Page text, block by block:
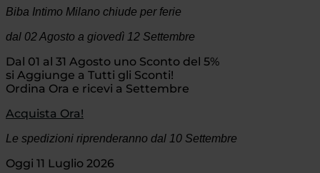
Biba Intimo Milano chiude per ferie
dal 02 Agosto a giovedì 12 Settembre
Dal 01 al 31 Agosto uno Sconto del 5%
si Aggiunge a Tutti gli Sconti!
Ordina Ora e ricevi a Settembre
Acquista Ora!
Le spedizioni riprenderanno dal 10 Settembre
Oggi 11 Luglio 2026